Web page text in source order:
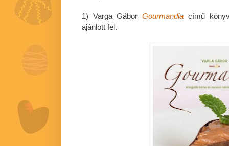
1) Varga GáborGourmandia című
ajánlott fel.